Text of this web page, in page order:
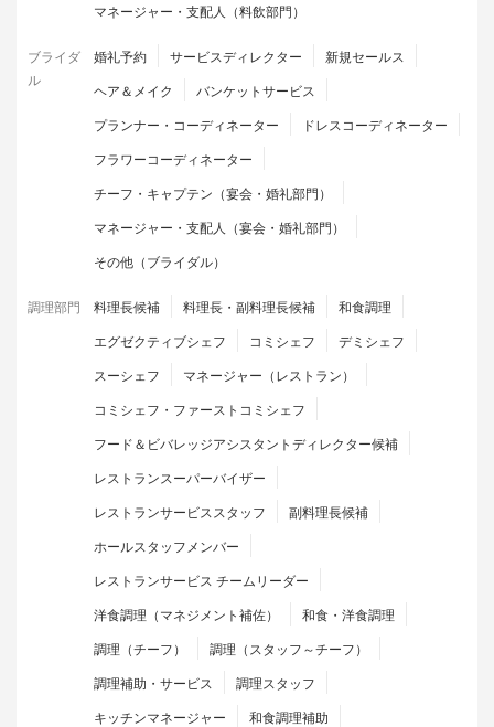
マネージャー・支配人（料飲部門）
ブライダ
ル
婚礼予約 サービスディレクター
新規セールス
ヘア＆メイク
バンケットサービス
プランナー・コーディネーター
ドレスコーディネーター
フラワーコーディネーター
チーフ・キャプテン（宴会・婚礼部門）
マネージャー・支配人（宴会・婚礼部門）
その他（ブライダル）
調理部門 料理長候補 料理長・副料理長候補
和食調理
エグゼクティブシェフ
コミシェフ
デミシェフ
スーシェフ
マネージャー（レストラン）
コミシェフ・ファーストコミシェフ
フード＆ビバレッジアシスタントディレクター候補
レストランスーパーバイザー
レストランサービススタッフ
副料理長候補
ホールスタッフメンバー
レストランサービス チームリーダー
洋食調理（マネジメント補佐）
和食・洋食調理
調理（チーフ）
調理（スタッフ～チーフ）
調理補助・サービス
調理スタッフ
キッチンマネージャー
和食調理補助